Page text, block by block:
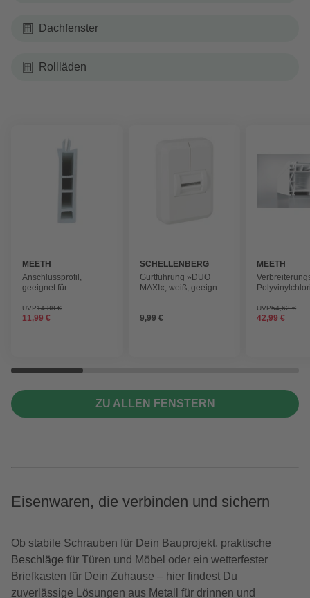
Dachfenster
Rollläden
MEETH
Anschlussprofil,
geeignet für:
Polyvinylchlorid (PVC)
UVP14,88 €
11,99 €
SCHELLENBERG
Gurtführung »DUO
MAXI«, weiß, geeignet
9,99 €
MEETH
UVP54,62 €
42,99 €
ZU ALLEN FENSTERN
Eisenwaren, die verbinden und sichern
Ob stabile Schrauben für Dein Bauprojekt, praktische
Beschläge für Türen und Möbel oder ein wetterfester
Briefkasten für Dein Zuhause – hier findest Du
zuverlässige Lösungen aus Metall für drinnen und